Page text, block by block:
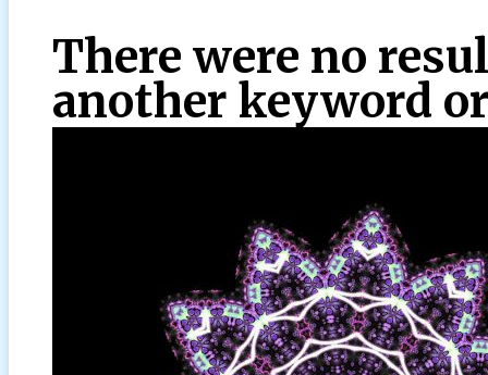
There were no
another keyword